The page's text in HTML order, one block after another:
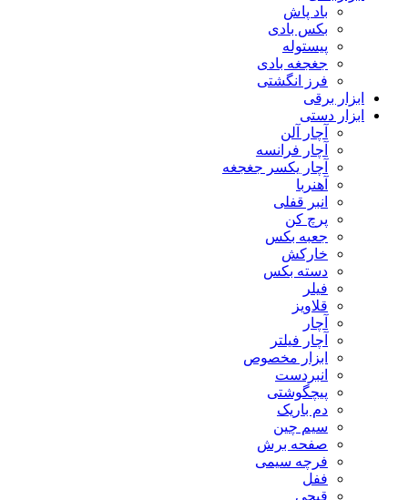
باد پاش
بکس بادی
پیستوله
جغجغه بادی
فرز انگشتی
ابزار برقی
ابزار دستی
آچار آلن
آچار فرانسه
آچار یکسر جغجغه
آهنربا
انبر قفلی
پرچ کن
جعبه بکس
خارکش
دسته بکس
فیلر
قلاویز
آچار
آچار فیلتر
ابزار مخصوص
انبردست
پیچگوشتی
دم باریک
سیم چین
صفحه برش
فرچه سیمی
ففل
قیچی